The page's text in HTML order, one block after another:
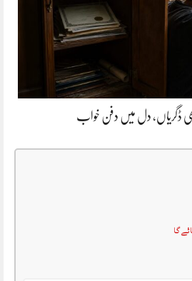
ڈگریاں، دل میں دفن خواب
گا